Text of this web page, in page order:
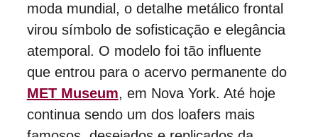
moda mundial, o detalhe metálico frontal
virou símbolo de sofisticação e elegância
atemporal. O modelo foi tão influente
que entrou para o acervo permanente do
MET Museum, em Nova York. Até hoje
continua sendo um dos loafers mais